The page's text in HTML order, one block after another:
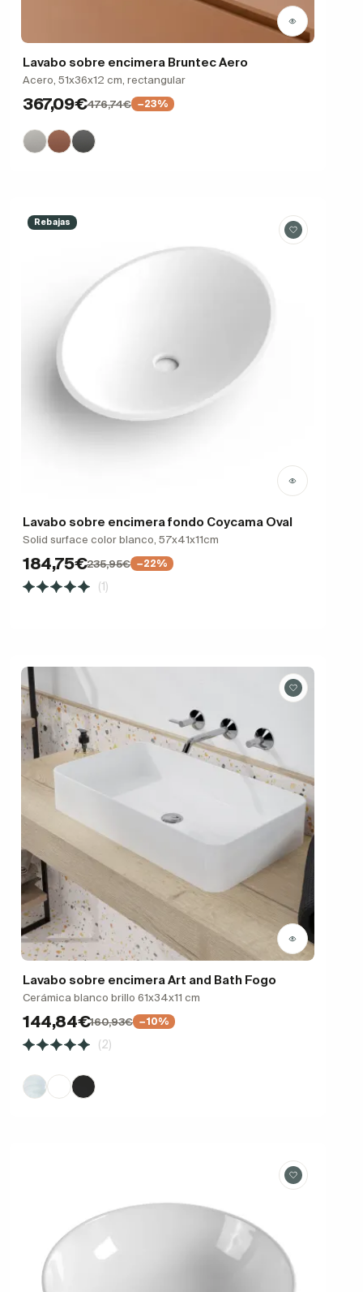
Lavabo sobre encimera Bruntec Aero
Acero, 51x36x12 cm, rectangular
367,09€476,74€ −23%
Rebajas
Lavabo sobre encimera fondo Coycama Oval
Solid surface color blanco, 57x41x11cm
184,75€235,95€ −22%
(1)
Lavabo sobre encimera Art and Bath Fogo
Cerámica blanco brillo 61x34x11 cm
144,84€160,93€ −10%
(2)